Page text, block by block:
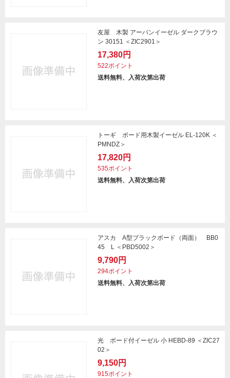
友屋 木製 アーバンイーゼル ダークブラウ
ン 30151 ＜ZIC2901＞
17,380円
522ポイント
送料無料、入荷次第出荷
トーギ ボード用木製イーゼル EL-120K ＜
PMNDZ＞
17,820円
535ポイント
送料無料、入荷次第出荷
アスカ A型ブラックボード（両面） BB0
45 L ＜PBD5002＞
9,790円
294ポイント
送料無料、入荷次第出荷
光 ボード付イーゼル 小 HEBD-89 ＜ZIC27
02＞
9,150円
915ポイント